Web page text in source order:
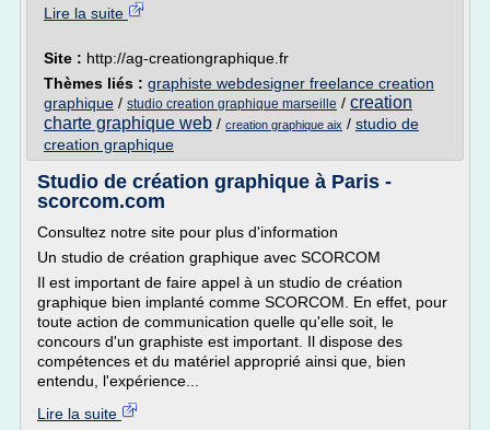
Lire la suite
Site : http://ag-creationgraphique.fr
Thèmes liés : graphiste webdesigner freelance creation
graphique / studio creation graphique marseille / creation
charte graphique web / creation graphique aix / studio de
creation graphique
Studio de création graphique à Paris -
scorcom.com
Consultez notre site pour plus d'information
Un studio de création graphique avec SCORCOM
Il est important de faire appel à un studio de création
graphique bien implanté comme SCORCOM. En effet, pour
toute action de communication quelle qu'elle soit, le
concours d'un graphiste est important. Il dispose des
compétences et du matériel approprié ainsi que, bien
entendu, l'expérience...
Lire la suite